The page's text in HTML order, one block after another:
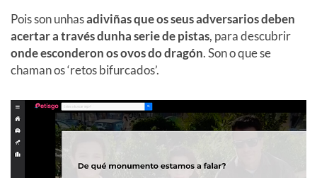
Pois son unhasadiviñas que os seus adversarios deben
acertar a través dunha serie de pistas, para descubrir
onde esconderon os ovos do dragón. Son o que se
chaman os ‘retos bifurcados’.